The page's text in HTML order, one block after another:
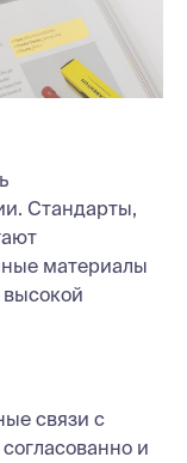
Стандарты,
материалы
связи с
и